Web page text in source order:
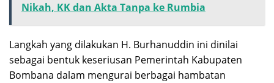
Nikah, KK dan Akta Tanpa ke Rumbia
Langkah yang dilakukan H. Burhanuddin ini dinilai
sebagai bentuk keseriusan Pemerintah Kabupaten
Bombana dalam mengurai berbagai hambatan